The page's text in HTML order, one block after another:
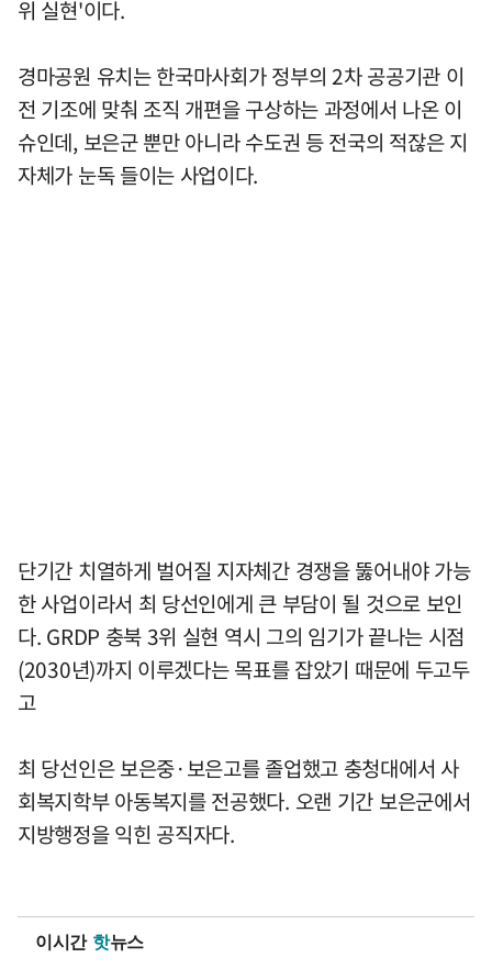
위 실현'이다.
경마공원 유치는 한국마사회가 정부의 2차 공공기관 이
전 기조에 맞춰 조직 개편을 구상하는 과정에서 나온 이
슈인데, 보은군 뿐만 아니라 수도권 등 전국의 적잖은 지
자체가 눈독 들이는 사업이다.
단기간 치열하게 벌어질 지자체간 경쟁을 뚫어내야 가능
한 사업이라서 최 당선인에게 큰 부담이 될 것으로 보인
다. GRDP 충북 3위 실현 역시 그의 임기가 끝나는 시점
(2030년)까지 이루겠다는 목표를 잡았기 때문에 두고두
고
최 당선인은 보은중·보은고를 졸업했고 충청대에서 사
회복지학부 아동복지를 전공했다. 오랜 기간 보은군에서
지방행정을 익힌 공직자다.
이시간 핫뉴스